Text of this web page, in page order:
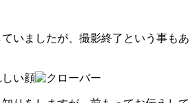
いましたが、撮影終了という事もあ